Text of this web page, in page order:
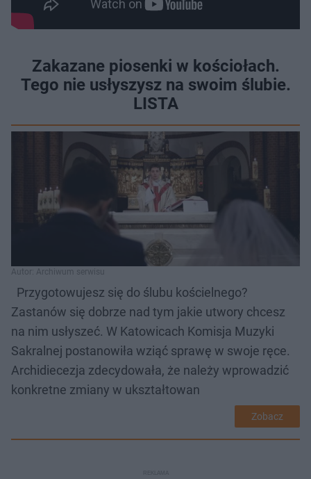
Zakazane piosenki w kościołach.
Tego nie usłyszysz na swoim ślubie.
LISTA
Autor: Archiwum serwisu
Przygotowujesz się do ślubu kościelnego?
Zastanów się dobrze nad tym jakie utwory chcesz
na nim usłyszeć. W Katowicach Komisja Muzyki
Sakralnej postanowiła wziąć sprawę w swoje ręce.
Archidiecezja zdecydowała, że należy wprowadzić
konkretne zmiany w ukształtowan
Zobacz